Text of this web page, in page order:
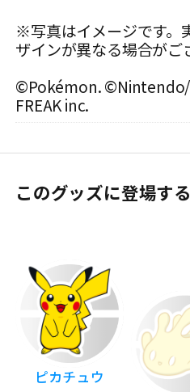
※写真はイメージです。
ザインが異なる場合がご
©Pokémon. ©Nintendo/
FREAK inc.
このグッズに登場す
ピカチュウ